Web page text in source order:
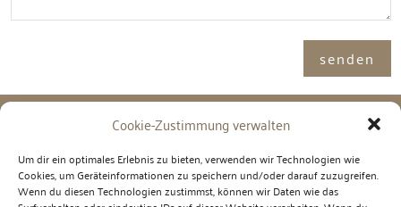
Cookie-Zustimmung verwalten
Um dir ein optimales Erlebnis zu bieten, verwenden wir Technologien wie
Cookies, um Geräteinformationen zu speichern und/oder darauf zuzugreifen.
Wenn du diesen Technologien zustimmst, können wir Daten wie das
Adresse
Immosence GmbH
Spornbergerstraße 1 / 11
senden